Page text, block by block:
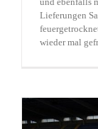
Lieferungen
wieder mal